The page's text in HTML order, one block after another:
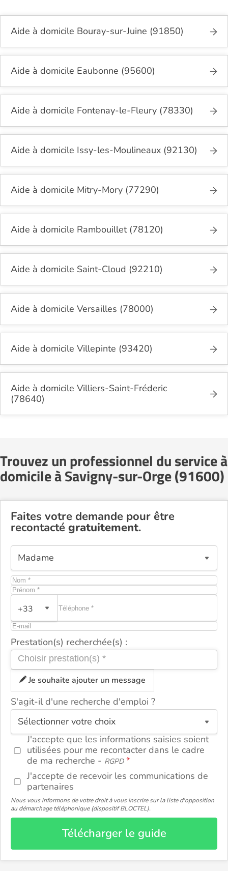
Aide à domicile Bouray-sur-Juine (91850)
Aide à domicile Eaubonne (95600)
Aide à domicile Fontenay-le-Fleury (78330)
Aide à domicile Issy-les-Moulineaux (92130)
Aide à domicile Mitry-Mory (77290)
Aide à domicile Rambouillet (78120)
Aide à domicile Saint-Cloud (92210)
Aide à domicile Versailles (78000)
Aide à domicile Villepinte (93420)
Aide à domicile Villiers-Saint-Fréderic
(78640)
Trouvez un professionnel du service à
domicile à Savigny-sur-Orge (91600)
Faites votre demande pour être
recontacté gratuitement.
+33
Prestation(s) recherchée(s) :
Je souhaite ajouter un message
S'agit-il d'une recherche d'emploi ?
J'accepte que les informations saisies soient
utilisées pour me recontacter dans le cadre
de ma recherche - RGPD
J'accepte de recevoir les communications de
partenaires
Nous vous informons de votre droit à vous inscrire sur la liste d'opposition
au démarchage téléphonique (dispositif BLOCTEL).
Télécharger le guide
ou